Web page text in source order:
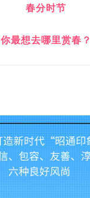
春分时节
你最想去哪里赏春？